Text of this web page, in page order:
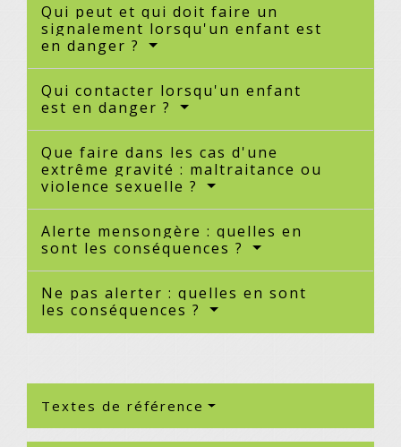
Qui peut et qui doit faire un
signalement lorsqu'un enfant est
en danger ?
Qui contacter lorsqu'un enfant
est en danger ?
Que faire dans les cas d'une
extrême gravité : maltraitance ou
violence sexuelle ?
Alerte mensongère : quelles en
sont les conséquences ?
Ne pas alerter : quelles en sont
les conséquences ?
Textes de référence